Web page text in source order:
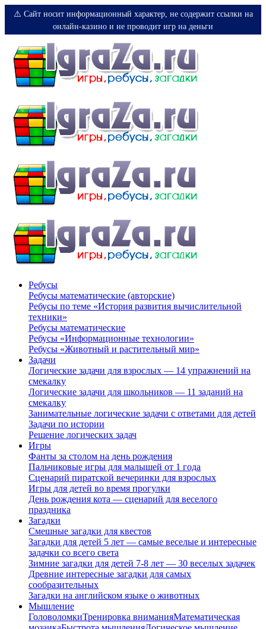
⚠️ Сайт носит информационный характер, не содержит ссылки на
онлайн-казино и не проводит игр на деньги
Ребусы
Ребусы математические (авторские)
Ребусы по теме «История развития вычислительной
техники»
Ребусы математические
Ребусы «Информационные технологии»
Ребусы «Животный и растительный мир»
Задачи
Логические задачи для взрослых — 14 упражнений на
смекалку
Логические задачи для школьников — 11 заданий на
смекалку
Занимательные логические задачи с ответами для детей
Задачи по истории
Решение логических задач
Игры
Фанты за столом на день рождения
Пальчиковые игры для малышей от 1 года
Сценарий пиратской вечеринки для взрослых
Игры для детей во время прогулки
День рождения кота — сценарий для веселого
праздника
Загадки
Смешные загадки для квестов
Загадки для детей 5 лет — самые веселые и интересные
задачки со всего света
Зимние загадки для детей 7-8 лет — 30 веселых задачек
Древние интересные загадки для самых
сообразительных
Загадки на английском языке о животных
Мышление
ГоловоломкиТренировка вниманияМатематическая